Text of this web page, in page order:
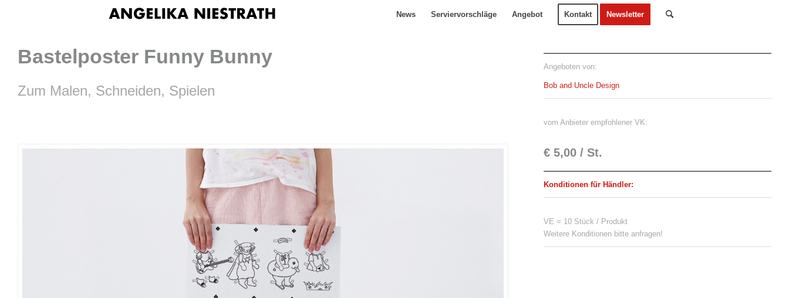
News Serviervorschläge Angebot Kontakt Newsletter
Bastelposter Funny Bunny
Zum Malen, Schneiden, Spielen
Angeboten von:
Bob and Uncle Design
vom Anbieter empfohlener VK:
€ 5,00 / St.
Konditionen für Händler:
VE = 10 Stück / Produkt
Weitere Konditionen bitte anfragen!